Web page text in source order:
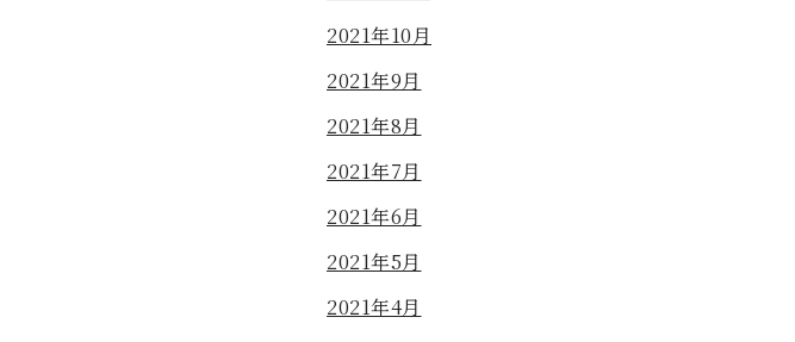
2021年10月
2021年9月
2021年8月
2021年7月
2021年6月
2021年5月
2021年4月